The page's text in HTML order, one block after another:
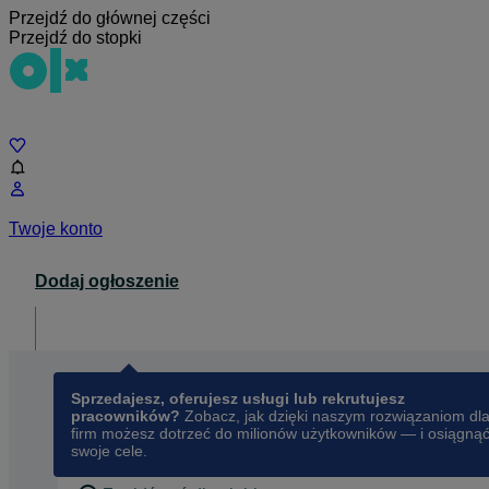
Przejdź do głównej części
Przejdź do stopki
Twoje konto
Dodaj ogłoszenie
Sprzedajesz, oferujesz usługi lub rekrutujesz
pracowników? Zobacz, jak dzięki naszym rozwiązaniom dla
firm możesz dotrzeć do milionów użytkowników — i osiągnąć
swoje cele.